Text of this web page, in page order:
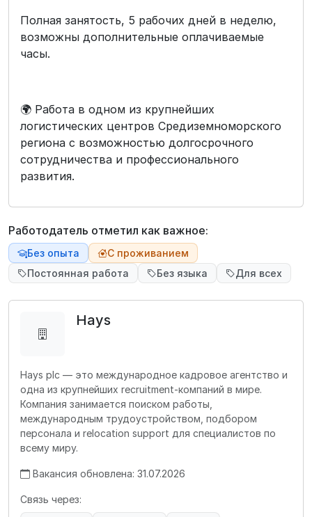
Полная занятость, 5 рабочих дней в неделю,
возможны дополнительные оплачиваемые
часы.
🌍 Работа в одном из крупнейших
логистических центров Средиземноморского
региона с возможностью долгосрочного
сотрудничества и профессионального
развития.
Работодатель отметил как важное:
Без опыта
С проживанием
Постоянная работа
Без языка Для всех
Hays
Hays plc — это международное кадровое агентство и
одна из крупнейших recruitment-компаний в мире.
Компания занимается поиском работы,
международным трудоустройством, подбором
персонала и relocation support для специалистов по
всему миру.
Вакансия обновлена: 31.07.2026
Связь через: